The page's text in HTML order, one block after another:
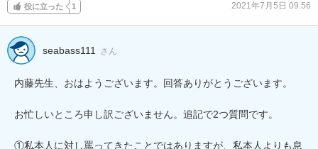
役に立った 1 2021年7月5日 09:56
seabass111 さん
内藤先生、おはようございます。回答ありがとうございます。
お忙しいところ申し訳ございません。追記で2つ質問です。
①私本人に対し罵ってきたことではありますが、私本人よりも息